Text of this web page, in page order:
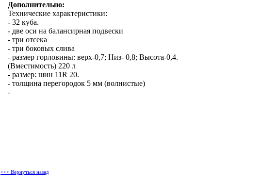
Дополнительно:
Технические характеристики:
- 32 куба.
- две оси на балансирная подвески
- три отсека
- три боковых слива
- размер горловины: верх-0,7; Низ- 0,8; Высота-0,4.
(Вместимость) 220 л
- размер: шин 11R 20.
- толщина перегородок 5 мм (волнистые)
-
<<< Вернуться назад